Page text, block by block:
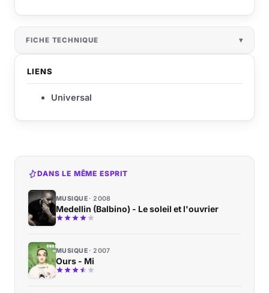
FICHE TECHNIQUE
LIENS
Universal
DANS LE MÊME ESPRIT
MUSIQUE 2008
Medellin (Balbino) - Le soleil et l'ouvrier
MUSIQUE 2007
Ours - Mi